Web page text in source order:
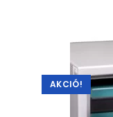
AKCIÓ!